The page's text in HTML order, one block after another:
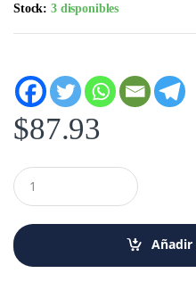
Stock:3 disponibles
$87.93
C
a
i
d
Añadir